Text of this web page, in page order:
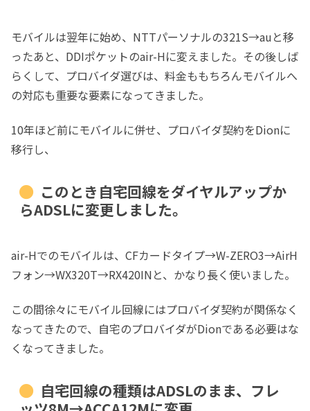
モバイルは翌年に始め、NTTパーソナルの321S→auと移
ったあと、DDIポケットのair-Hに変えました。その後しば
らくして、プロバイダ選びは、料金ももちろんモバイルへ
の対応も重要な要素になってきました。
10年ほど前にモバイルに併せ、プロバイダ契約をDionに
移行し、
このとき自宅回線をダイヤルアップか
らADSLに変更しました。
air-Hでのモバイルは、CFカードタイプ→W-ZERO3→AirH
フォン→WX320T→RX420INと、かなり長く使いました。
この間徐々にモバイル回線にはプロバイダ契約が関係なく
なってきたので、自宅のプロバイダがDionである必要はな
くなってきました。
自宅回線の種類はADSLのまま、フレ